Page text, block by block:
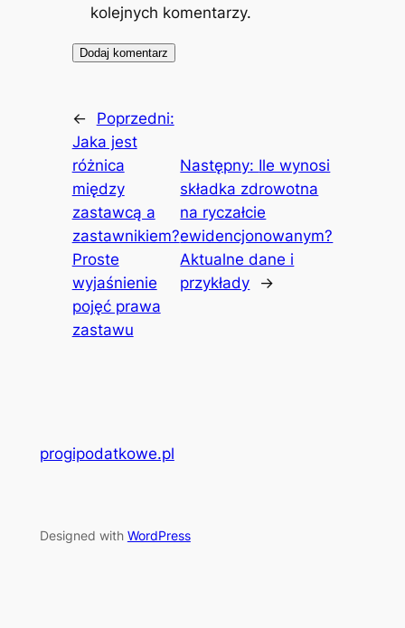
kolejnych komentarzy.
←
Poprzedni:
Jaka jest
różnica
między
zastawcą a
zastawnikiem?
Proste
wyjaśnienie
pojęć prawa
zastawu
Następny: Ile wynosi
składka zdrowotna
na ryczałcie
ewidencjonowanym?
Aktualne dane i
przykłady
→
progipodatkowe.pl
Designed with WordPress